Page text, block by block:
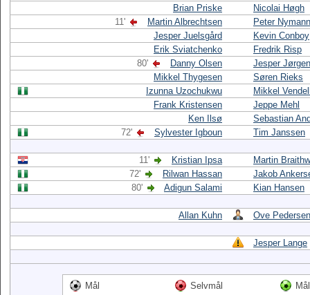
Brian Priske
Nicolai Høgh
11'
Martin Albrechtsen
Peter Nymann
Jesper Juelsgård
Kevin Conboy
Erik Sviatchenko
Fredrik Risp
80'
Danny Olsen
Jesper
Mikkel Thygesen
Søren Rieks
Izunna Uzochukwu
Mikkel
Frank Kristensen
Jeppe Mehl
Ken Ilsø
Sebastian
72'
Sylvester Igboun Tim Janssen
11' Kristian Ipsa
Martin
72'
Rilwan Hassan
Jakob
80'
Adigun Salami Kian Hansen
Allan Kuhn Ove Pedersen
Jesper Lange
Mål Selvmål